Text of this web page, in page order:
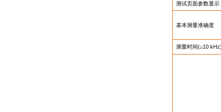
测试页面参数显示
基本测量准确度
测量时间(≥10